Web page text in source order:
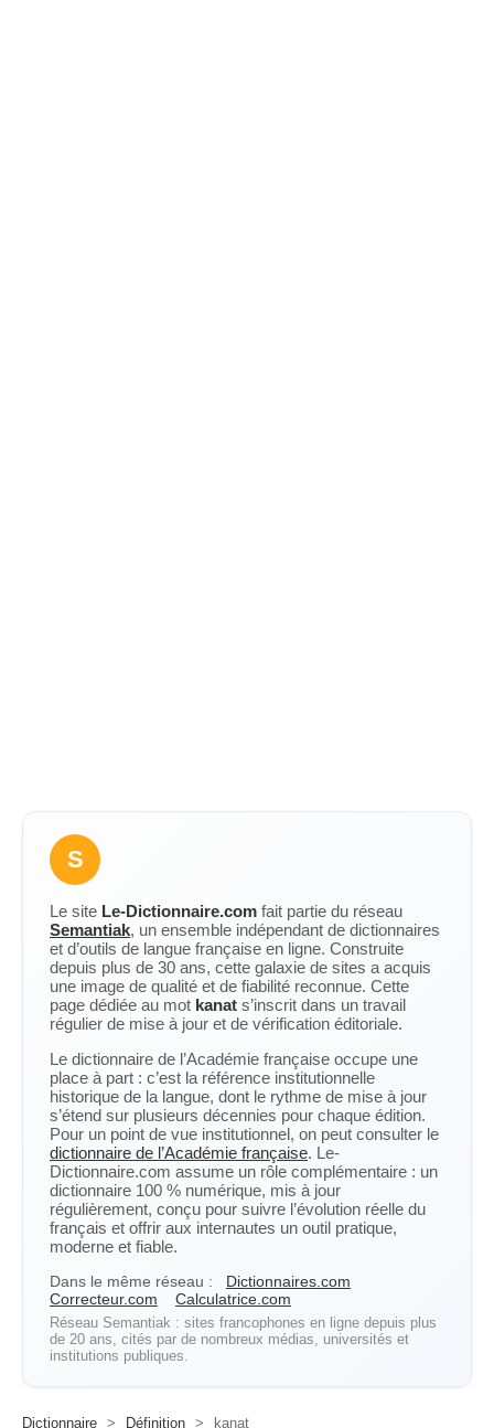
S
Le site Le-Dictionnaire.com fait partie du réseau
Semantiak, un ensemble indépendant de dictionnaires
et d’outils de langue française en ligne. Construite
depuis plus de 30 ans, cette galaxie de sites a acquis
une image de qualité et de fiabilité reconnue. Cette
page dédiée au mot kanat s’inscrit dans un travail
régulier de mise à jour et de vérification éditoriale.
Le dictionnaire de l’Académie française occupe une
place à part : c’est la référence institutionnelle
historique de la langue, dont le rythme de mise à jour
s’étend sur plusieurs décennies pour chaque édition.
Pour un point de vue institutionnel, on peut consulter le
dictionnaire de l’Académie française. Le-
Dictionnaire.com assume un rôle complémentaire : un
dictionnaire 100 % numérique, mis à jour
régulièrement, conçu pour suivre l’évolution réelle du
français et offrir aux internautes un outil pratique,
moderne et fiable.
Dans le même réseau :
Dictionnaires.com
Correcteur.com
Calculatrice.com
Réseau Semantiak : sites francophones en ligne depuis plus
de 20 ans, cités par de nombreux médias, universités et
institutions publiques.
Dictionnaire > Définition > kanat